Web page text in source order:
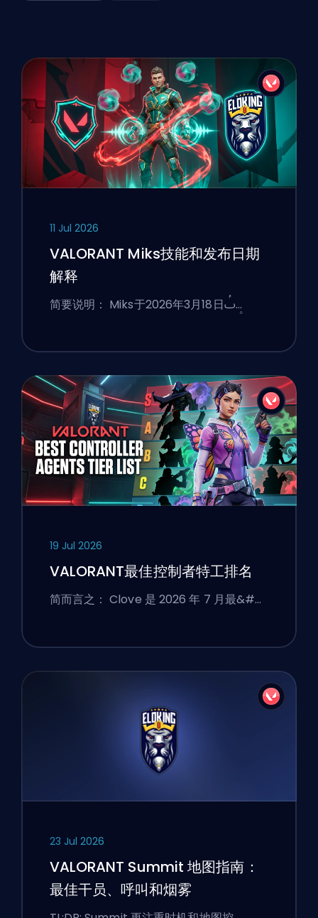
11 Jul 2026
VALORANT Miks技能和发布日期
解释
简要说明： Miks于2026年3月18日ࢷ…
19 Jul 2026
VALORANT最佳控制者特工排名
简而言之： Clove 是 2026 年 7 月最&#…
23 Jul 2026
VALORANT Summit 地图指南：
最佳干员、呼叫和烟雾